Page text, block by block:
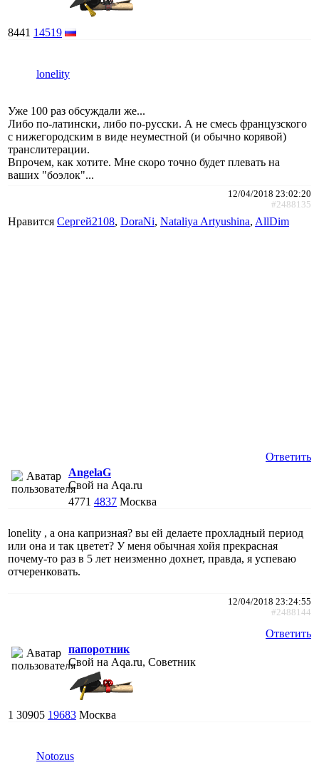
8441 14519
lonelity
Уже 100 раз обсуждали же...
Либо по-латински, либо по-русски. А не смесь французского
с нижегородским в виде неуместной (и обычно корявой)
транслитерации.
Впрочем, как хотите. Мне скоро точно будет плевать на
ваших "боэлок"...
12/04/2018 23:02:20
#2488135
Нравится Сергей2108, DoraNi, Nataliya Artyushina, AllDim
Ответить
AngelaG
Свой на Aqa.ru
4771 4837 Москва
lonelity , а она капризная? вы ей делаете прохладный период
или она и так цветет? У меня обычная хойя прекрасная
почему-то раз в 5 лет неизменно дохнет, правда, я успеваю
отчеренковать.
12/04/2018 23:24:55
#2488144
Ответить
папоротник
Свой на Aqa.ru, Советник
1 30905 19683 Москва
Notozus